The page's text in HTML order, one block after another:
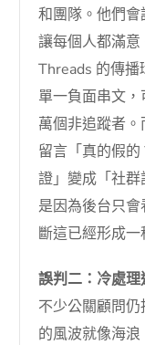
和團隊。他們
讓每個人都滿
Threads 的傳
單一負面串文
萬個非追蹤者
留言「真的假
證」變成「社群
是因為後台只
斷這已經形成一
誤判二：冷處
不少公關顧問
的風波就像海